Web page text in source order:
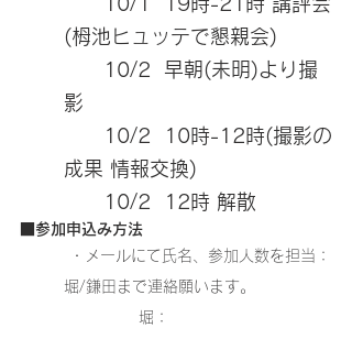
(栂池ヒュッテで懇親会)
10/2  早朝(未明)より撮
影
10/2  10時-12時(撮影の
成果 情報交換)
10/2  12時 解散
■参加申込み方法
堀/鎌田まで連絡願います。
堀：